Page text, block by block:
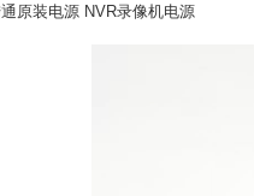
原装电源 NVR录像机电源